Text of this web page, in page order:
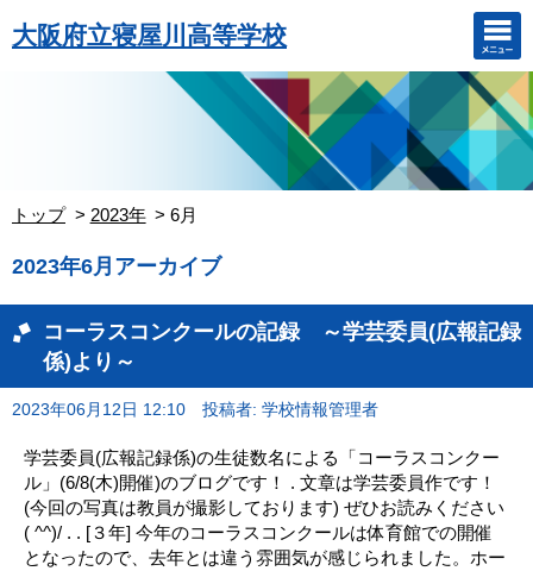
大阪府立寝屋川高等学校
トップ 2023年 6月
2023年6月アーカイブ
コーラスコンクールの記録 ～学芸委員(広報記録
係)より～
2023年06月12日 12:10 投稿者: 学校情報管理者
学芸委員(広報記録係)の生徒数名による「コーラスコンクー
ル」(6/8(木)開催)のブログです！ . 文章は学芸委員作です！
(今回の写真は教員が撮影しております) ぜひお読みください
( ^^)/ . . [３年] 今年のコーラスコンクールは体育館での開催
となったので、去年とは違う雰囲気が感じられました。ホー